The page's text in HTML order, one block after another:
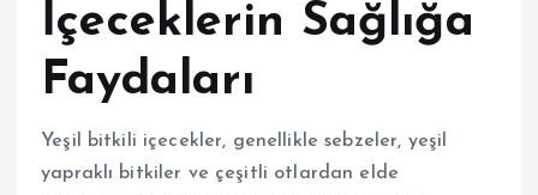
İçeceklerin Sağlığa
Faydaları
Yeşil bitkili içecekler, genellikle sebzeler, yeşil
yapraklı bitkiler ve çeşitli otlardan elde